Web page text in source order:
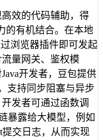
效的代码辅助，得
的有机结合。在本地
浏览器插件即可发起
量网关、鉴权模
开发者，豆包提供
支持同步阻塞与异步
发者可通过函数调
暴露给大模型，例如
交日志，从而实现